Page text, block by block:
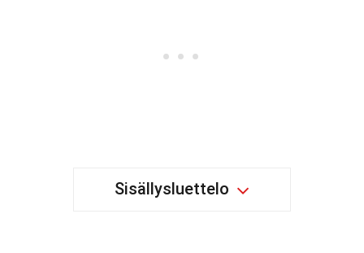
Sisällysluettelo